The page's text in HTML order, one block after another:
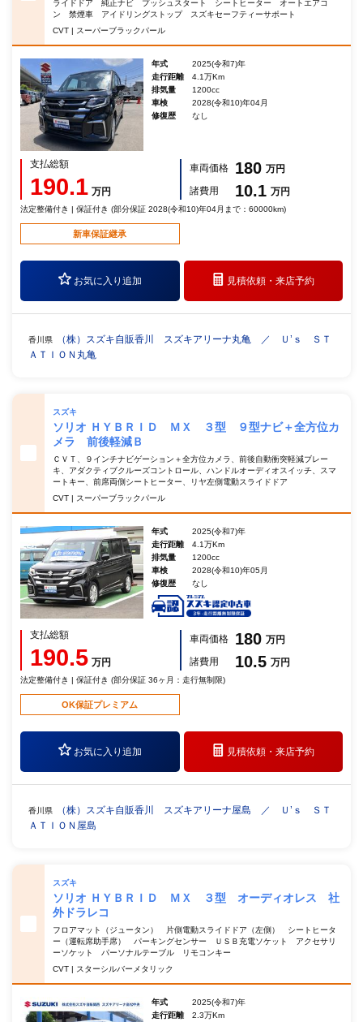
ライドドア 純正ナビ プッシュスタート シートヒーター オートエアコ
ン 禁煙車 アイドリングストップ スズキセーフティーサポート
CVT | スーパーブラックパール
年式
2025(令和7)年
走行距離
4.1万Km
排気量
1200cc
車検
2028(令和10)年04月
修復歴
なし
支払総額
190.1 万円
車両価格 180 万円
諸費用
10.1 万円
法定整備付き | 保証付き (部分保証 2028(令和10)年04月まで：60000km)
新車保証継承
お気に入り追加 見積依頼・来店予約
香川県
（株）スズキ自販香川 スズキアリーナ丸亀 ／ Ｕ’ｓ ＳＴ
ＡＴＩＯＮ丸亀
スズキ
ソリオ ＨＹＢＲＩＤ ＭＸ ３型 ９型ナビ＋全方位カ
メラ 前後軽減Ｂ
ＣＶＴ、９インチナビゲーション＋全方位カメラ、前後自動衝突軽減ブレー
キ、アダクティブクルーズコントロール、ハンドルオーディオスイッチ、スマ
ートキー、前席両側シートヒーター、リヤ左側電動スライドドア
CVT | スーパーブラックパール
年式
2025(令和7)年
走行距離
4.1万Km
排気量
1200cc
車検
2028(令和10)年05月
修復歴
なし
支払総額
190.5 万円
車両価格 180 万円
諸費用
10.5 万円
法定整備付き | 保証付き (部分保証 36ヶ月：走行無制限)
OK保証プレミアム
お気に入り追加 見積依頼・来店予約
香川県
（株）スズキ自販香川 スズキアリーナ屋島 ／ Ｕ’ｓ ＳＴ
ＡＴＩＯＮ屋島
スズキ
ソリオ ＨＹＢＲＩＤ ＭＸ ３型 オーディオレス 社
外ドラレコ
フロアマット（ジュータン） 片側電動スライドドア（左側） シートヒータ
ー（運転席助手席） パーキングセンサー ＵＳＢ充電ソケット アクセサリ
ーソケット パーソナルテーブル リモコンキー
CVT | スターシルバーメタリック
年式
2025(令和7)年
走行距離
2.3万Km